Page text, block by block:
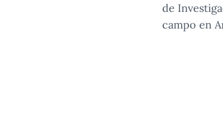
de
campo en